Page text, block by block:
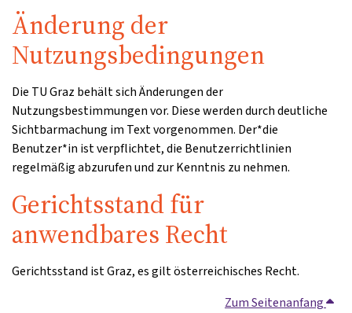
Änderung der
Nutzungsbedingungen
Die TU Graz behält sich Änderungen der
Nutzungsbestimmungen vor. Diese werden durch deutliche
Sichtbarmachung im Text vorgenommen. Der*die
Benutzer*in ist verpflichtet, die Benutzerrichtlinien
regelmäßig abzurufen und zur Kenntnis zu nehmen.
Gerichtsstand für
anwendbares Recht
Gerichtsstand ist Graz, es gilt österreichisches Recht.
Zum Seitenanfang